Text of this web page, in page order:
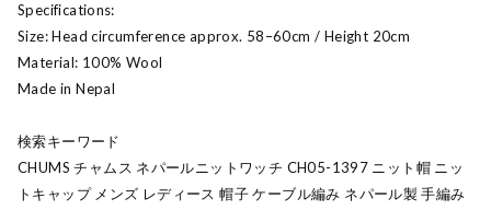
Specifications:
Size: Head circumference approx. 58–60cm / Height 20cm
Material: 100% Wool
Made in Nepal
検索キーワード
CHUMS チャムス ネパールニットワッチ CH05-1397 ニット帽 ニッ
トキャップ メンズ レディース 帽子 ケーブル編み ネパール製 手編み